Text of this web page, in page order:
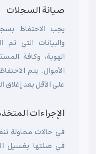
صيانة السجلات
يجب الاحتفاظ
والبيانات التي
الهوية، وكافة
على الأقل بعد إغلاق
الإجراءات
في صلتها بغسيل